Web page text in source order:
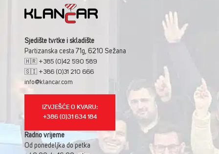
Sjedište tvrtke i skladište
Partizanska cesta 71g, 6210 Sežana
🇭🇷 +385 (0)42 590 589
🇸🇮 +386 (0)31 210 666
info@klancar.com
IZVJEŠĆE O KVARU:
+386 (0)31 634 184
Radno vrijeme
Od ponedeljka do petka